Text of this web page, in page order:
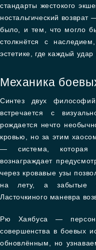
стандарты жестокого
ностальгический
было, и тем, что могло
столкнётся с
эстетике, где каждый удар
Механика
Синтез двух
встречается с
рождается нечто
кровью, но за этим
— система, которая
вознаграждает
через кровавые узы
на лету, а забытые
Ласточкиного маневра
Рю Хаябуса —
совершенства в боевых
обновлённым, но